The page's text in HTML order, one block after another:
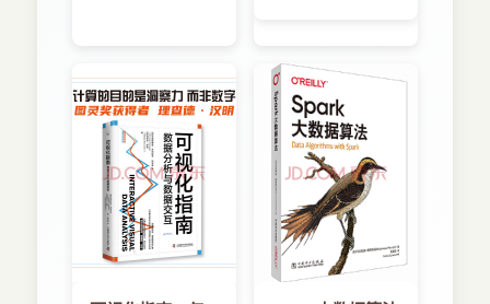
3．1 “打仙人掌”游戏 47
3．1．1 生成仙人掌 49
3．1．2 处理玩家与仙人掌的交互 51
3．1．3 显示生命数和得分 53
3．1．4 暂停和继续 54
3．1．5 对游戏“打仙人掌”的最后思考 55
3．2 iTunes Connect 56
3．3 游戏中心管理器 58
3．4 身份验证 60